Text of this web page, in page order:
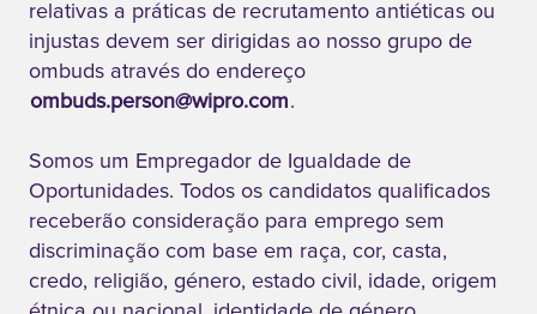
relativas a práticas de recrutamento antiéticas ou
injustas devem ser dirigidas ao nosso grupo de
ombuds através do endereço
ombuds.person@wipro.com.
Somos um Empregador de Igualdade de
Oportunidades. Todos os candidatos qualificados
receberão consideração para emprego sem
discriminação com base em raça, cor, casta,
credo, religião, género, estado civil, idade, origem